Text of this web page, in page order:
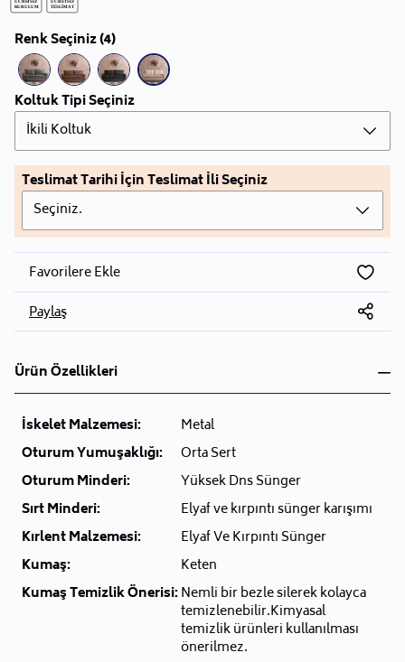
Renk Seçiniz (4)
Koltuk Tipi Seçiniz
İkili Koltuk
Teslimat Tarihi İçin Teslimat İli Seçiniz
Seçiniz.
Favorilere Ekle
Paylaş
Ürün Özellikleri
İskelet Malzemesi:
Metal
Oturum Yumuşaklığı:
Orta Sert
Oturum Minderi:
Yüksek Dns Sünger
Sırt Minderi:
Elyaf ve kırpıntı sünger karışımı
Kırlent Malzemesi:
Elyaf Ve Kırpıntı Sünger
Kumaş:
Keten
Kumaş Temizlik Önerisi:Nemli bir bezle silerek kolayca
temizlenebilir.Kimyasal
temizlik ürünleri kullanılması
önerilmez.